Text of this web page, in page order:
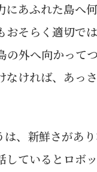
あふれた島へ
そらく適切で
の外へ向かって
ければ、あっ
、新鮮さがあ
ているとロボ